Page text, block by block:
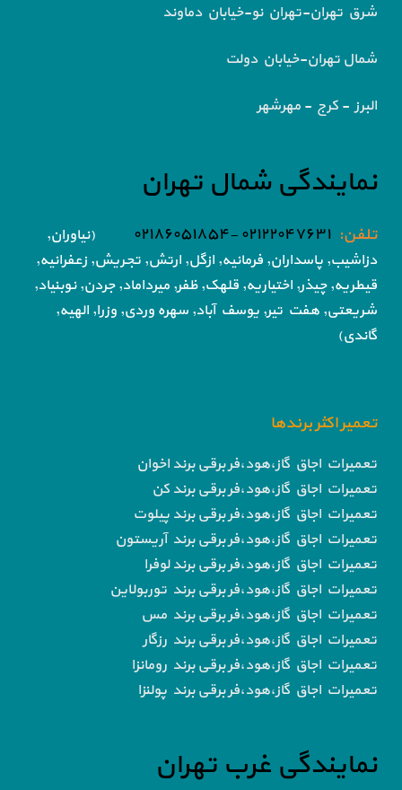
شرق تهران-تهران نو-خیابان دماوند
شمال تهران-خیابان دولت
البرز - کرج - مهرشهر
نمایندگی شمال تهران
تلفن: ۰۲۱۲۲۰۴۷۶۳۱ -۰۲۱۸۶۰۵۱۸۵۴
(نیاوران,
دزاشیب, پاسداران, فرمانیه, ازگل, ارتش, تجریش, زعفرانیه,
قیطریه, چیذر, اختیاریه, قلهک, ظفر, میرداماد, جردن, نوبنیاد,
شریعتی, هفت تیر, یوسف آباد, سهره وردی, وزرا, الهیه,
گاندی)
تعمیر اکثر برندها
تعمیرات اجاق گاز،هود،فر برقی برند اخوان
تعمیرات اجاق گاز،هود،فر برقی برند کن
تعمیرات اجاق گاز،هود،فر برقی برند پیلوت
تعمیرات اجاق گاز،هود،فر برقی برند آریستون
تعمیرات اجاق گاز،هود،فر برقی برند لوفرا
تعمیرات اجاق گاز،هود،فر برقی برند توربولاین
تعمیرات اجاق گاز،هود،فر برقی برند مس
تعمیرات اجاق گاز،هود،فر برقی برند رزگار
تعمیرات اجاق گاز،هود،فر برقی برند رومانزا
تعمیرات اجاق گاز،هود،فر برقی برند پولنزا
نمایندگی غرب تهران